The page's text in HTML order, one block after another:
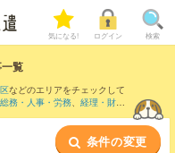
気になる! ログイン 検索
覧
などのエリアをチェックして
総務・人事・労務、 経理・財
ます。職種辞典：一般事務のお
条件の変更